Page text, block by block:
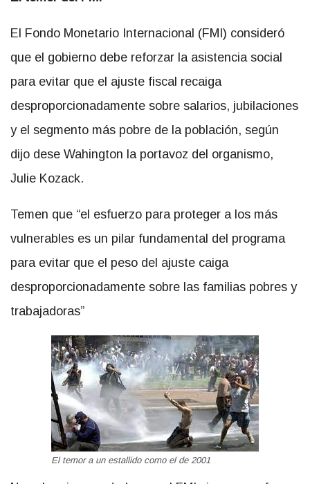
El Fondo Monetario Internacional (FMI) consideró
que el gobierno debe reforzar la asistencia social
para evitar que el ajuste fiscal recaiga
desproporcionadamente sobre salarios, jubilaciones
y el segmento más pobre de la población, según
dijo dese Wahington la portavoz del organismo,
Julie Kozack.
Temen que “el esfuerzo para proteger a los más
vulnerables es un pilar fundamental del programa
para evitar que el peso del ajuste caiga
desproporcionadamente sobre las familias pobres y
trabajadoras”
El temor a un estallido como el de 2001